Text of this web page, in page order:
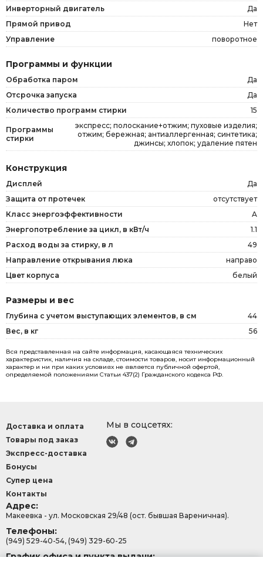
Инверторный двигатель
Да
Прямой привод
Нет
Управление
поворотное
Программы и функции
Обработка паром
Да
Отсрочка запуска
Да
Количество программ стирки
15
Программы
стирки
экспресс; полоскание+отжим; пуховые изделия;
отжим; бережная; антиаллергенная; синтетика;
джинсы; хлопок; удаление пятен
Конструкция
Дисплей
Да
Защита от протечек
отсутствует
Класс энергоэффективности
A
Энергопотребление за цикл, в кВт/ч
1.1
Расход воды за стирку, в л
49
Направление открывания люка
направо
Цвет корпуса
белый
Размеры и вес
Глубина с учетом выступающих элементов, в см
44
Вес, в кг
56
Вся представленная на сайте информация, касающаяся технических
характеристик, наличия на складе, стоимости товаров, носит информационный
характер и ни при каких условиях не является публичной офертой,
определяемой положениями Статьи 437(2) Гражданского кодекса РФ.
Мы в соцсетях:
Доставка и оплата
Товары под заказ
Экспресс-доставка
Бонусы
Супер цена
Контакты
Адрес:
Макеевка - ул. Московская 29/48 (ост. бывшая Вареничная).
Телефоны:
(949) 529-40-54, (949) 329-60-25
График офиса и пункта выдачи: